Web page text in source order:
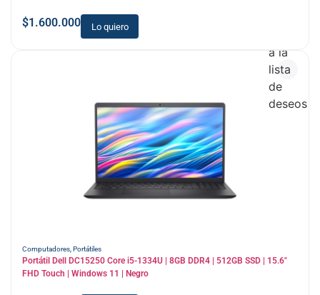
$1.600.000 Lo quiero
Computadores,Portátiles
Portátil Dell DC15250 Core i5-1334U | 8GB DDR4 | 512GB SSD | 15.6″
FHD Touch | Windows 11 | Negro
a la
lista
de
deseos